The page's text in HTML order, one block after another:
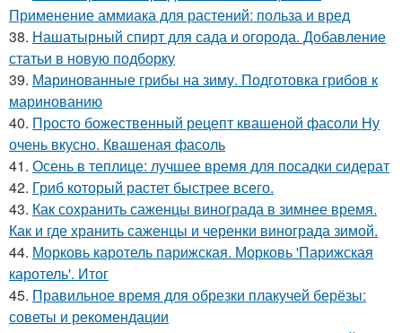
Применение аммиака для растений: польза и вред
38. Нашатырный спирт для сада и огорода. Добавление
статьи в новую подборку
39. Маринованные грибы на зиму. Подготовка грибов к
маринованию
40. Просто божественный рецепт квашеной фасоли Ну
очень вкусно. Квашеная фасоль
41. Осень в теплице: лучшее время для посадки сидерат
42. Гриб который растет быстрее всего.
43. Как сохранить саженцы винограда в зимнее время.
Как и где хранить саженцы и черенки винограда зимой.
44. Морковь каротель парижская. Морковь 'Парижская
каротель'. Итог
45. Правильное время для обрезки плакучей берёзы:
советы и рекомендации